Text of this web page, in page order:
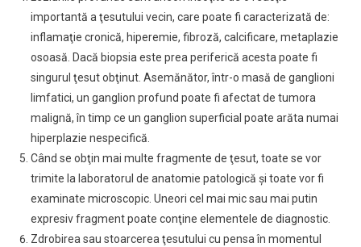
importantă a ţesutului vecin, care poate fi caracterizată de:
inflamaţie cronică, hiperemie, fibroză, calcificare, metaplazie
osoasă. Dacă biopsia este prea periferică acesta poate fi
singurul ţesut obţinut. Asemănător, într-o masă de ganglioni
limfatici, un ganglion profund poate fi afectat de tumora
malignă, în timp ce un ganglion superficial poate arăta numai
hiperplazie nespecifică.
Când se obţin mai multe fragmente de ţesut, toate se vor
trimite la laboratorul de anatomie patologică şi toate vor fi
examinate microscopic. Uneori cel mai mic sau mai putin
expresiv fragment poate conţine elementele de diagnostic.
Zdrobirea sau stoarcerea ţesutului cu pensa în momentul